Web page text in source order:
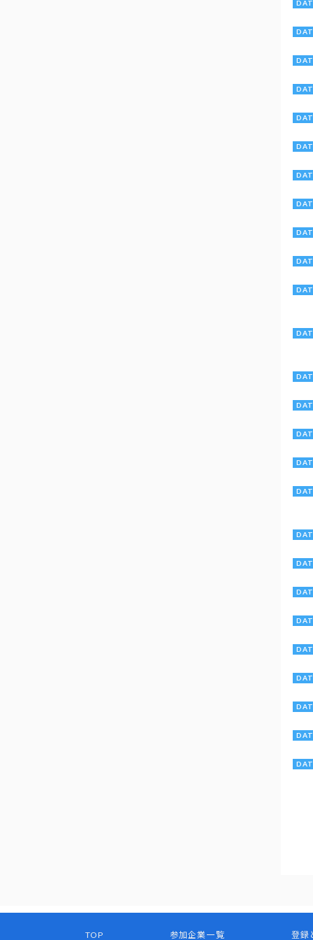
TOP 参加企業一覧 登録